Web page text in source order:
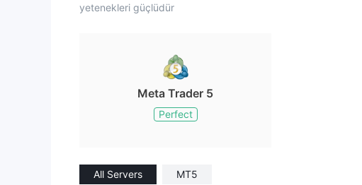
yetenekleri güçlüdür
Meta Trader 5
Perfect
All Servers MT5